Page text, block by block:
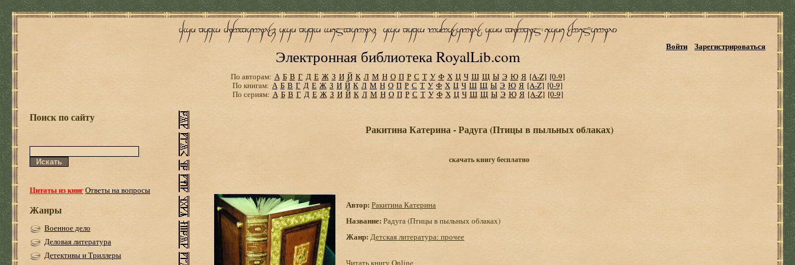
Электронная библиотека RoyalLib.com
Войти Зарегистрироваться
По авторам: А Б В Г Д Е Ж З И Й К Л М Н О П Р С Т У Ф Х Ц Ч Ш Щ Ы Э Ю Я [A-Z] [0-9]
По книгам: А Б В Г Д Е Ж З И Й К Л М Н О П Р С Т У Ф Х Ц Ч Ш Щ Ы Э Ю Я [A-Z] [0-9]
По сериям: А Б В Г Д Е Ж З И Й К Л М Н О П Р С Т У Ф Х Ц Ч Ш Щ Ы Э Ю Я [A-Z] [0-9]
Поиск по сайту
Цитаты из книгОтветы на вопросы
Жанры
Военное дело
Деловая литература
Детективы и Триллеры
Ракитина Катерина - Радуга (Птицы в пыльных облаках)
скачать книгу бесплатно
Автор: Ракитина Катерина
Название: Радуга (Птицы в пыльных облаках)
Жанр: Детская литература: прочее
Читать книгу Online